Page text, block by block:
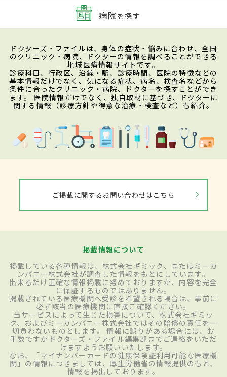
病院を探す
ドクターズ・ファイルは、身体の症状・悩みに合わせ、全国
のクリニック・病院、ドクターの情報を調べることができる
地域医療情報サイトです。
診療科目、行政区、沿線・駅、診療時間、医院の特徴などの
基本情報だけでなく、気になる症状、病名、検査名などから
条件に合ったクリニック・病院、ドクターを探すことができ
ます。 医院情報だけでなく、独自取材に基づき、ドクターに
関する情報（診療方針や得意な治療・検査など）も紹介。
ご掲載に関するお問い合わせはこちら
掲載情報について
掲載している各種情報は、株式会社ギミック、またはミーカ
ンパニー株式会社が調査した情報をもとにしています。
出来るだけ正確な情報掲載に努めておりますが、内容を完全
に保証するものではありません。
掲載されている医療機関へ受診を希望される場合は、事前に
必ず該当の医療機関に直接ご確認ください。
当サービスによって生じた損害について、株式会社ギミッ
ク、およびミーカンパニー株式会社ではその賠償の責任を一
切負わないものとします。 情報に誤りがある場合には、お
手数ですがドクターズ・ファイル編集部までご連絡をいただ
けますようお願いいたします。
なお、「マイナンバーカードの健康保険証利用可能な医療機
関」の情報につきましては、厚生労働省の情報提供のもと、
情報を掲出しております。